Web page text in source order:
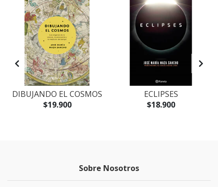
DIBUJANDO EL COSMOS
$19.900
ECLIPSES
$18.900
Sobre Nosotros